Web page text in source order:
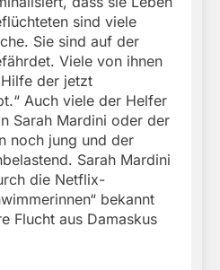
sind viele
Sie sind auf der
Viele von ihnen
der jetzt
Auch viele der Helfer
Sarah Mardini oder der
noch jung und der
Sarah Mardini
die Netflix-
bekannt
Flucht aus Damaskus